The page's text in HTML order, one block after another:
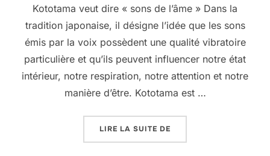
Kototama veut dire « sons de l’âme » Dans la
tradition japonaise, il désigne l’idée que les sons
émis par la voix possèdent une qualité vibratoire
particulière et qu’ils peuvent influencer notre état
intérieur, notre respiration, notre attention et notre
manière d’être. Kototama est …
LIRE LA SUITE DE